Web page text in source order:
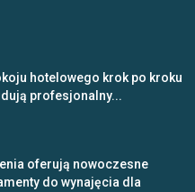
hotelowego krok po kroku
profesjonalny...
oferują nowoczesne
do wynajęcia dla